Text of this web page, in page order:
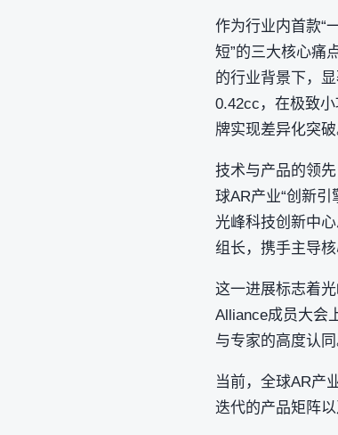
作为行业内首款“
短”的三大核心痛
的行业背景下，
0.42cc，在极致
牌实现差异化突破
技术与产品的领
球AR产业“创新
光峰科技创新中
组长，携手主导核
这一进展标志着
Alliance成员大会
与专家的高度认同
当前，全球AR产
迭代的产品矩阵